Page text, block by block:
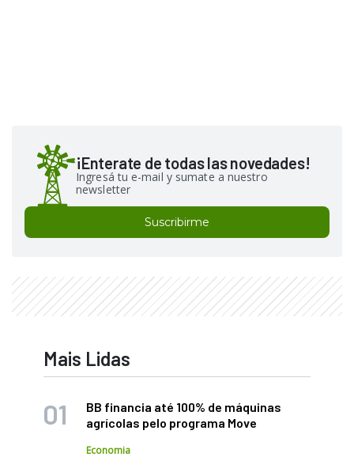
¡Enterate de todas las novedades!
Ingresá tu e-mail y sumate a nuestro
newsletter
Suscribirme
Mais Lidas
BB financia até 100% de máquinas
agrícolas pelo programa Move
Economia